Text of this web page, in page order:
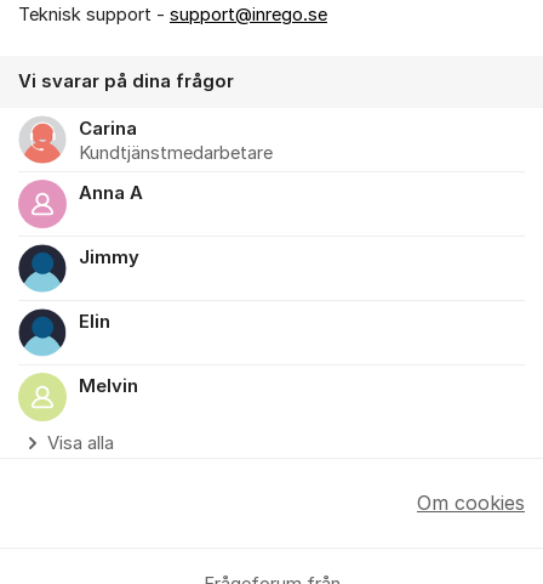
Teknisk support - support@inrego.se
Vi svarar på dina frågor
Carina
Kundtjänstmedarbetare
Anna A
Jimmy
Elin
Melvin
Visa alla
Om cookies